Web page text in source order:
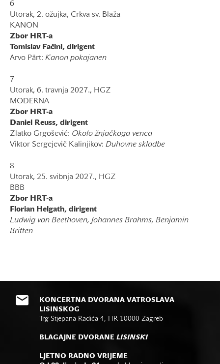
6
Utorak, 2. ožujka, Crkva sv. Blaža
KANON
Zbor HRT-a
Tomislav Fačini, dirigent
Arvo Pärt: Kanon pokajanen
7
Utorak, 6. travnja 2027., HGZ
MODERNA
Zbor HRT-a
Daniel Reuss, dirigent
Zlatko Grgošević: Okolo žnjačkoga venca
Viktor Sergejevič Kalinjikov: Duhovne skladbe
8
Utorak, 25. svibnja 2027., HGZ
BBB
Zbor HRT-a
Florian Helgath, dirigent
Ludwig van Beethoven, Johannes Brahms, Benjamin
Britten
KONCERTNA DVORANA VATROSLAVA
LISINSKOG
Trg Stjepana Radića 4, HR-10000 Zagreb
BLAGAJNE DVORANE LISINSKI
LJETNO RADNO VRIJEME